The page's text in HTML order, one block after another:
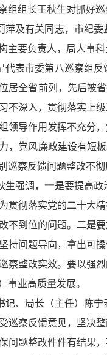
组组长王秋生对抓好
萍及有关同志，市纪
主要负责人，局人事
代表市委第八巡察组
居全省前列，先后被
不深入，贯彻落实上
领导作用发挥不充分
，党风廉政建设有短
巡察反馈问题整改不
生强调，一是要提高政
贯彻落实党的二十大
不到位的问题。 二是
持问题导向，拿出可
察整改实效。要以强
事业高质量发展。
记、局长（主任）陈
巡察反馈意见，坚决
问题整改件件有结果